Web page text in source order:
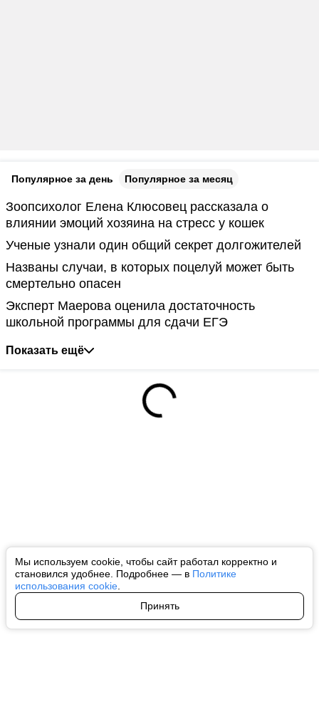
Мы используем cookie, чтобы сайт работал корректно и
становился удобнее. Подробнее — в Политике
использования cookie
Принять
Популярное за день Популярное за месяц
Зоопсихолог Елена Клюсовец рассказала о
влиянии эмоций хозяина на стресс у кошек
Ученые узнали один общий секрет долгожителей
Названы случаи, в которых поцелуй может быть
смертельно опасен
Эксперт Маерова оценила достаточность
школьной программы для сдачи ЕГЭ
Показать ещё